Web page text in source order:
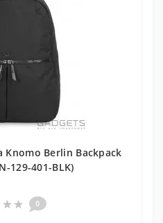
Knomo Berlin Backpack
129-401-BLK)
0